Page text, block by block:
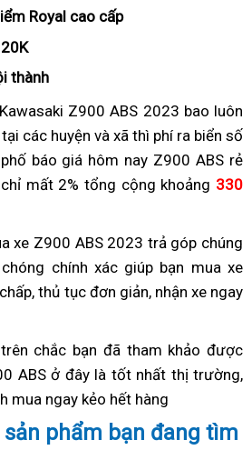
Royal lái
cường
thể
lực
cao cấp
tiêu
chuẩn
Nam
thành
khẩuZ900 ABS 2023 lắp
đặt
bao luôn
bán
Kawasaki
Z900
nhất
tại các huyện và xã thì phí ra biển số
giá
Kawasaki
ABS
về
báo giá hôm nay Z900 ABS rẻ
mất 2% bán
Z900
ABS
tổng cộng khoảng 330
xe Z900 ABS 2023 trả góp xe
địa
hình
chúng
chính xác giúp bạn giá
Kawasaki
ABS
vừa
mua xe
tân
thủ tục đơn giản,giá
mua
nhận xe ngay
giá
Kawasaki
Z900
ABS
vừa
giá
xuất
xưởng
chắc bạn đã tham khảo được
ABS ở đây là tốt nhất thị trường,
mua ngay kẻo hết hàng
hàng
phẩm bạn đang tìm